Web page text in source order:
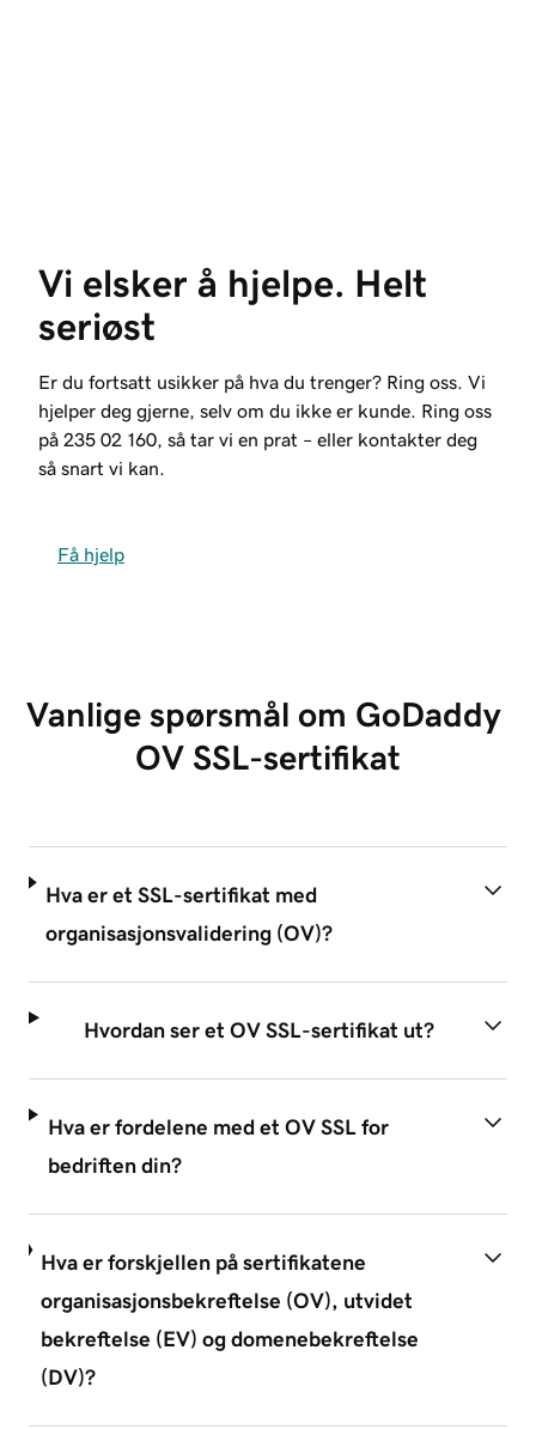
Vi elsker å hjelpe. Helt
seriøst
Er du fortsatt usikker på hva du trenger? Ring oss. Vi
hjelper deg gjerne, selv om du ikke er kunde. Ring oss
på 235 02 160 , så tar vi en prat – eller kontakter deg
så snart vi kan.
Få hjelp
Vanlige spørsmål om GoDaddy
OV SSL-sertifikat
Hva er et SSL-sertifikat med
organisasjonsvalidering (OV)?
Hvordan ser et OV SSL-sertifikat ut?
Hva er fordelene med et OV SSL for
bedriften din?
Hva er forskjellen på sertifikatene
organisasjonsbekreftelse (OV), utvidet
bekreftelse (EV) og domenebekreftelse
(DV)?